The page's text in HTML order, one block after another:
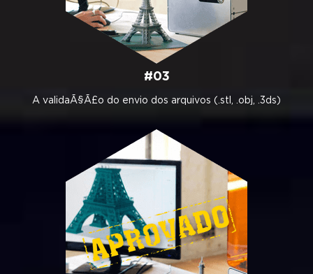
#03
A validaÃ§Ã£o do envio dos arquivos (.stl, .obj, .3ds)